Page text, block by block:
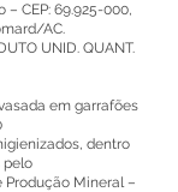
– CEP: 69.925-000,
AC.
UNID. QUANT.
em garrafões
dentro
pelo
Mineral –